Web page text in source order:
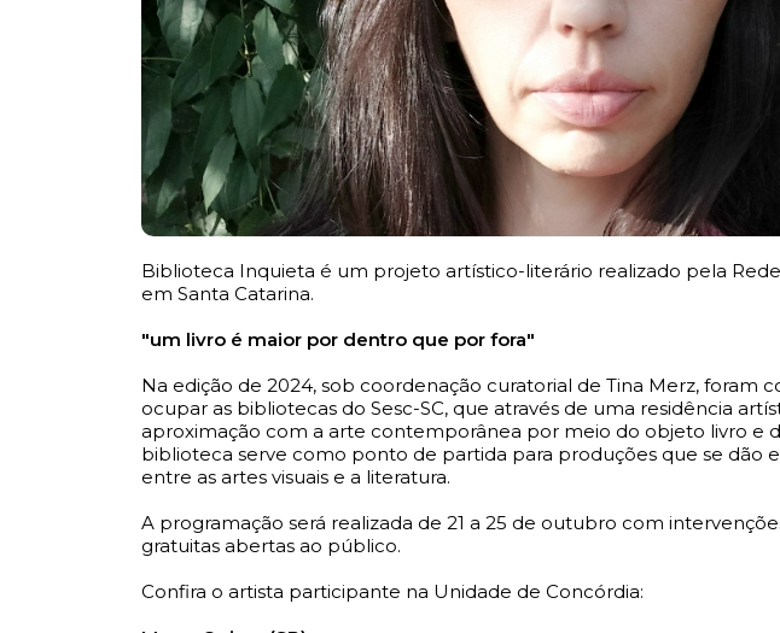
Biblioteca Inquieta é um projeto artístico-literário realizado pela
em Santa Catarina.
"um livro é maior por dentro que por fora"
Na edição de 2024, sob coordenação curatorial de Tina Merz, foram
ocupar as bibliotecas do Sesc-SC, que através de uma residência
aproximação com a arte contemporânea por meio do objeto livro e
biblioteca serve como ponto de partida para produções que se dão
entre as artes visuais e a literatura.
A programação será realizada de 21 a 25 de outubro com
gratuitas abertas ao público.
Confira o artista participante na Unidade de Concórdia: